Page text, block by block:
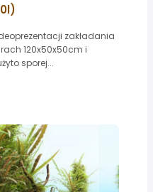
zakładania
120x50x50cm i
sporej...